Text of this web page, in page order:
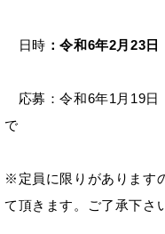
日時 ：令和6年2月23日
応募：令和6年1月19日
で
※定員に限りがあります
て頂きます。ご了承下さ